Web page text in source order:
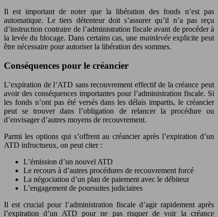
Il est important de noter que la libération des fonds n’est pas
automatique. Le tiers détenteur doit s’assurer qu’il n’a pas reçu
d’instruction contraire de l’administration fiscale avant de procéder à
la levée du blocage. Dans certains cas, une mainlevéeexplicite peut
être nécessaire pour autoriser la libération des sommes.
Conséquences pour le créancier
L’expiration de l’ATD sans recouvrement effectif de la créance peut
avoir des conséquences importantes pour l’administration fiscale. Si
les fonds n’ont pas été versés dans les délais impartis, le créancier
peut se trouver dans l’obligation de relancer la procédure ou
d’envisager d’autres moyens de recouvrement.
Parmi les options qui s’offrent au créancier après l’expiration d’un
ATD infructueux, on peut citer :
L’émission d’un nouvel ATD
Le recours à d’autres procédures de recouvrement forcé
La négociation d’un plan de paiement avec le débiteur
L’engagement de poursuites judiciaires
Il est crucial pour l’administration fiscale d’agir rapidement après
l’expiration d’un ATD pour ne pas risquer de voir la créance